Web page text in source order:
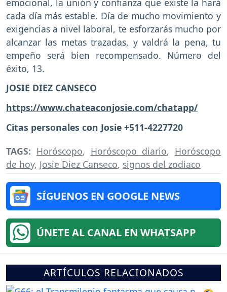
cada día más estable. Día de mucho movimiento y
exigencias a nivel laboral, te esforzarás mucho por
alcanzar las metas trazadas, y valdrá la pena, tu
empeño será bien recompensado. Número del
éxito, 13.
JOSIE DIEZ CANSECO
https://www.chateaconjosie.com/chatapp/
Citas personales con Josie +511-4227720
TAGS: Horóscopo, Horóscopo diario, Horóscopo
de hoy, Josie Diez Canseco, signos del zodiaco
SÍGUENOS EN GOOGLE NEWS
ÚNETE AL CANAL EN WHATSAPP
ARTÍCULOS RELACIONADOS